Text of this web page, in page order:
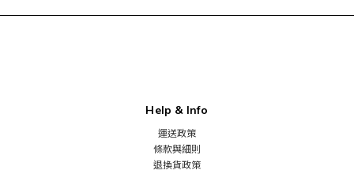
Help & Info
運送政策
條款與細則
退換貨政策